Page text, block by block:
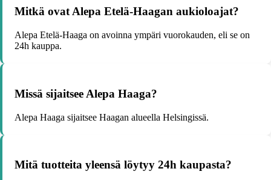
Mitkä ovat Alepa Etelä-Haagan aukioloajat?
Alepa Etelä-Haaga on avoinna ympäri vuorokauden, eli se on
24h kauppa.
Missä sijaitsee Alepa Haaga?
Alepa Haaga sijaitsee Haagan alueella Helsingissä.
Mitä tuotteita yleensä löytyy 24h kaupasta?